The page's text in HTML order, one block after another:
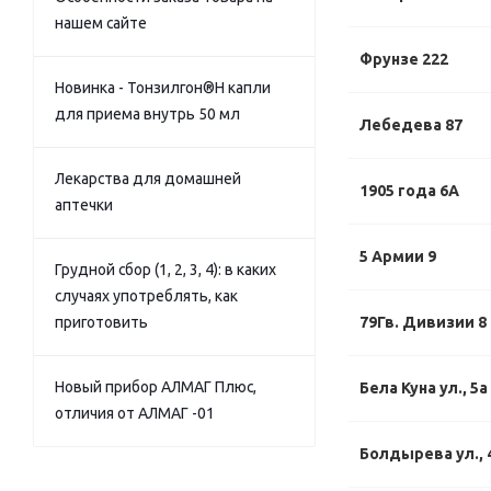
Фрунзе 222
Лебедева 87
1905 года 6А
5 Армии 9
79Гв. Дивизии 8
Бела Куна ул., 5а
Болдырева ул.,
нашем сайте
Новинка - Тонзилгон®Н капли
для приема внутрь 50 мл
Лекарства для домашней
аптечки
Грудной сбор (1, 2, 3, 4): в каких
случаях употреблять, как
приготовить
Новый прибор АЛМАГ Плюс,
отличия от АЛМАГ -01